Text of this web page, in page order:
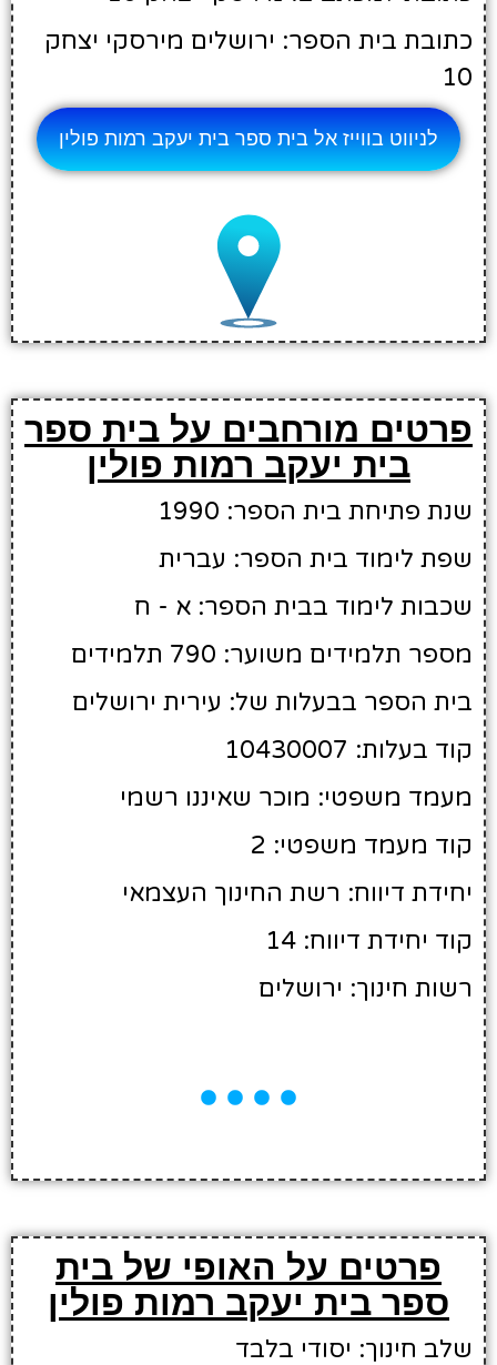
כתובת בית הספר: ירושלים מירסקי יצחק
10
לניווט בווייז אל בית ספר בית יעקב רמות פולין
פרטים מורחבים על בית ספר
בית יעקב רמות פולין
שנת פתיחת בית הספר: 1990
שפת לימוד בית הספר: עברית
שכבות לימוד בבית הספר: א - ח
מספר תלמידים משוער: 790 תלמידים
בית הספר בבעלות של: עירית ירושלים
קוד בעלות: 10430007
מעמד משפטי: מוכר שאיננו רשמי
קוד מעמד משפטי: 2
יחידת דיווח: רשת החינוך העצמאי
קוד יחידת דיווח: 14
רשות חינוך: ירושלים
פרטים על האופי של בית
ספר בית יעקב רמות פולין
שלב חינוך: יסודי בלבד